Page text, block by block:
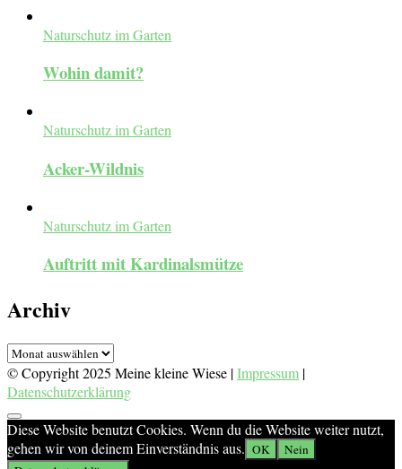
Naturschutz im Garten
Wohin damit?
Naturschutz im Garten
Acker-Wildnis
Naturschutz im Garten
Auftritt mit Kardinalsmütze
Archiv
Archiv
© Copyright 2025 Meine kleine Wiese |Impressum |
Datenschutzerklärung
Diese Website benutzt Cookies. Wenn du die Website weiter nutzt,
gehen wir von deinem Einverständnis aus. OK
Nein